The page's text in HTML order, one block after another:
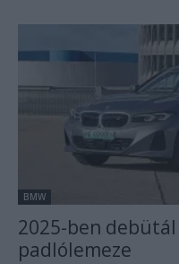
BMW
2025-ben debütál
padlólemeze